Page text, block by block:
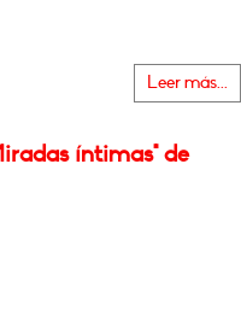
Leer más...
íntimas" de